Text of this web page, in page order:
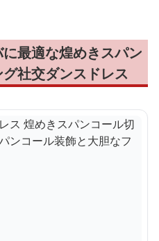
最適な煌めきスパン
社交ダンスドレス